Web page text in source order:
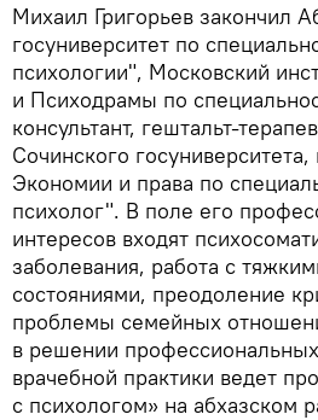
Михаил Григорьев закончил
госуниверситет по
психологии", Московский
и Психодрамы по
консультант, гештальт-
Сочинского
Экономии и права по
психолог". В поле его
интересов входят
заболевания, работа с
состояниями, преодоление
проблемы семейных
в решении
врачебной практики ведет
с психологом» на абхазском